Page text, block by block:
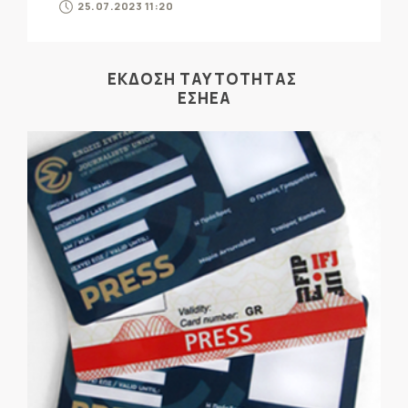
25.07.2023 11:20
ΕΚΔΟΣΗ ΤΑΥΤΟΤΗΤΑΣ
ΕΣΗΕΑ